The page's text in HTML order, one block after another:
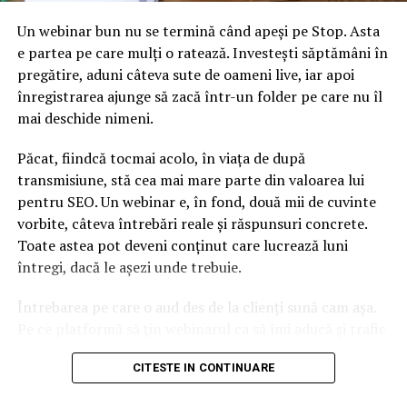
Un webinar bun nu se termină când apeși pe Stop. Asta
e partea pe care mulți o ratează. Investești săptămâni în
pregătire, aduni câteva sute de oameni live, iar apoi
înregistrarea ajunge să zacă într-un folder pe care nu îl
mai deschide nimeni.
Păcat, fiindcă tocmai acolo, în viața de după
transmisiune, stă cea mai mare parte din valoarea lui
pentru SEO. Un webinar e, în fond, două mii de cuvinte
vorbite, câteva întrebări reale și răspunsuri concrete.
Toate astea pot deveni conținut care lucrează luni
întregi, dacă le așezi unde trebuie.
Întrebarea pe care o aud des de la clienți sună cam așa.
din Google, nu doar lead-uri pe moment? Răspunsul
scurt e că platforma contează, dar nu în felul în care
CITESTE IN CONTINUARE